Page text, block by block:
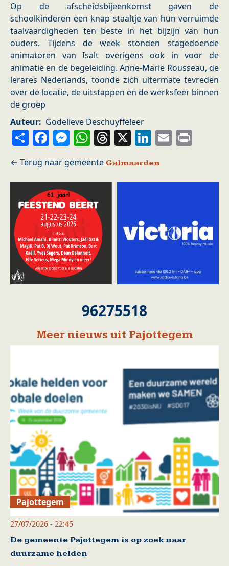
Op de afscheidsbijeenkomst gaven de
schoolkinderen een knap staaltje van hun verruimde
taalvaardigheden ten beste in het bijzijn van hun
ouders. Tijdens de week stonden stagedoende
animatoren van Isalt overigens ook in voor de
animatie en de begeleiding. Anne-Marie Rousseau, de
lerares Nederlands, toonde zich uitermate tevreden
over de locatie, de uitstappen en de werksfeer binnen
de groep
Auteur
Godelieve Deschuyffeleer
ShareFacebook
Messenger
WhatsApp
Threads
X LinkedIn
Email
Galmaarden
96275518
Meer nieuws uit Pajottegem
Pajottegem
27/07/2026 - 22:45
De gemeente Pajottegem is op zoek naar
duurzame helden